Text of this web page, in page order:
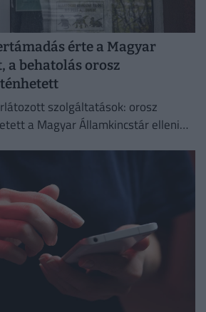
érte a Magyar
behatolás orosz
szolgáltatások: orosz
a Magyar Államkincstár elleni